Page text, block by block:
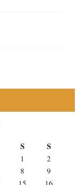
S S
1
2
8
9
15
16